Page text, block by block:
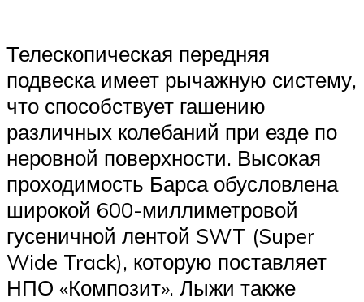
Телескопическая передняя
подвеска имеет рычажную систему,
что способствует гашению
различных колебаний при езде по
неровной поверхности. Высокая
проходимость Барса обусловлена
широкой 600-миллиметровой
гусеничной лентой SWT (Super
Wide Track), которую поставляет
НПО «Композит». Лыжи также